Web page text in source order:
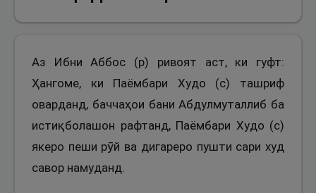
Аз Ибни Аббос (р) ривоят аст, ки гуфт:
Ҳангоме, ки Паёмбари Худо (с) ташриф
оварданд, баччаҳои бани Абдулмуталлиб ба
истиқболашон рафтанд, Паёмбари Худо (с)
якеро пеши рӯй ва дигареро пушти сари худ
савор намуданд.